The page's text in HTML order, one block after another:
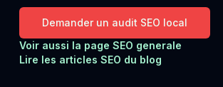
Demander un audit SEO local
Voir aussi la page SEO generale
Lire les articles SEO du blog